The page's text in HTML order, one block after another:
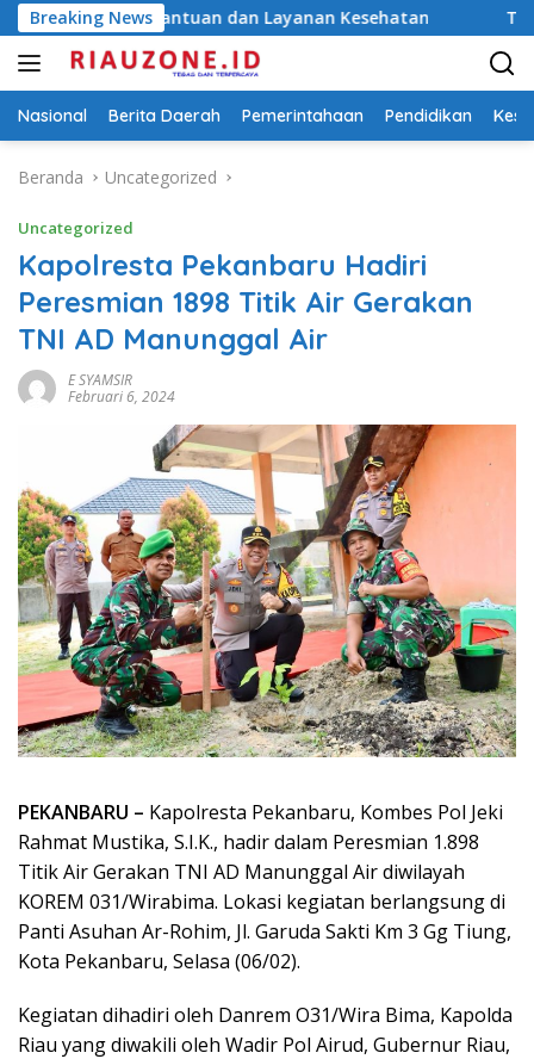
Langsung
ke
konten
Breaking News
Bantuan dan Layanan Kesehatan Temuan Bong
Nasional Berita Daerah Pemerintahaan Pendidikan
Beranda Uncategorized
Uncategorized
Kapolresta Pekanbaru Hadiri
Peresmian 1898 Titik Air Gerakan
TNI AD Manunggal Air
E SYAMSIR
Februari 6, 2024
PEKANBARU – Kapolresta Pekanbaru, Kombes Pol Jeki
Rahmat Mustika, S.I.K., hadir dalam Peresmian 1.898
Titik Air Gerakan TNI AD Manunggal Air diwilayah
KOREM 031/Wirabima. Lokasi kegiatan berlangsung di
Panti Asuhan Ar-Rohim, Jl. Garuda Sakti Km 3 Gg Tiung,
Kota Pekanbaru, Selasa (06/02).
Kegiatan dihadiri oleh Danrem O31/Wira Bima, Kapolda
Riau yang diwakili oleh Wadir Pol Airud, Gubernur Riau,